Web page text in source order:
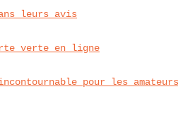
leurs avis
verte en ligne
pour les amateurs